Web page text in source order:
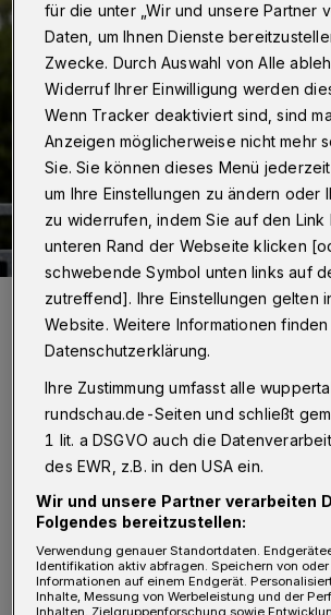
Servet Köksal, der Vorsitzende des SPD-
Foto: Jens Grossmann
U nter dem Motto „Soziale
aufwerten – jetzt!“ fordert
diesjährigen Tag der Arbeit (1.
anderem eine bessere Bezahlung
Arbeitsbedingungen für die
für die unter „Wir und unsere Partner
Daten, um Ihnen Dienste
Zwecke. Durch Auswahl von Alle
Widerruf Ihrer Einwilligung werden
Wenn Tracker deaktiviert sind, sind
Anzeigen möglicherweise nicht mehr
Sie. Sie können dieses Menü
um Ihre Einstellungen zu ändern oder
zu widerrufen, indem Sie auf den Link
unteren Rand der Webseite klicken
schwebende Symbol unten links auf
zutreffend]. Ihre Einstellungen gelten
Website. Weitere Informationen
Datenschutzerklärung.
Ihre Zustimmung umfasst alle
rundschau.de-Seiten und schließt
1 lit. a DSGVO auch die
des EWR, z.B. in den USA ein.
Wir und unsere Partner verarbeiten
Folgendes bereitzustellen:
Verwendung genauer Standortdaten.
Identifikation aktiv abfragen. Speichern von
Informationen auf einem Endgerät.
Inhalte, Messung von Werbeleistung und der